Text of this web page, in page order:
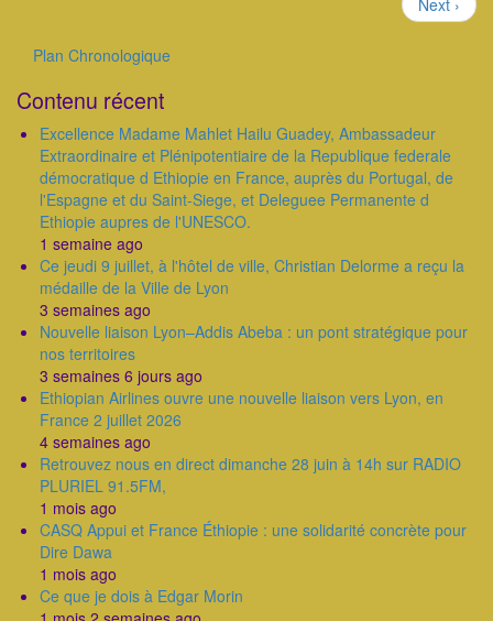
suivante
Next ›
Plan Chronologique
Contenu récent
Excellence Madame Mahlet Hailu Guadey, Ambassadeur
Extraordinaire et Plénipotentiaire de la Republique federale
démocratique d Ethiopie en France, auprès du Portugal, de
l'Espagne et du Saint-Siege, et Deleguee Permanente d
Ethiopie aupres de l'UNESCO.
1 semaine ago
Ce jeudi 9 juillet, à l'hôtel de ville, Christian Delorme a reçu la
médaille de la Ville de Lyon
3 semaines ago
Nouvelle liaison Lyon–Addis Abeba : un pont stratégique pour
nos territoires
3 semaines 6 jours ago
Ethiopian Airlines ouvre une nouvelle liaison vers Lyon, en
France 2 juillet 2026
4 semaines ago
Retrouvez nous en direct dimanche 28 juin à 14h sur RADIO
PLURIEL 91.5FM,
1 mois ago
CASQ Appui et France Éthiopie : une solidarité concrète pour
Dire Dawa
1 mois ago
Ce que je dois à Edgar Morin